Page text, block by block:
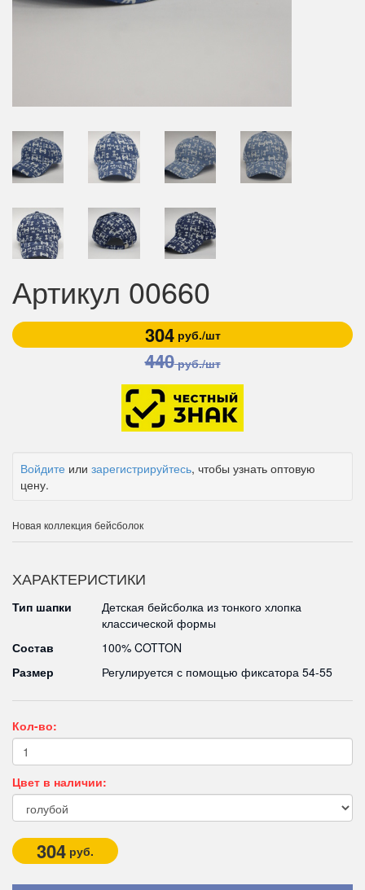
Артикул 00660
304руб./шт
440руб./шт
Войдите или зарегистрируйтесь, чтобы узнать оптовую
цену.
Новая коллекция бейсболок
ХАРАКТЕРИСТИКИ
Тип шапки
Детская бейсболка из тонкого хлопка
классической формы
Состав
100% COTTON
Размер
Регулируется с помощью фиксатора 54-55
Кол-во:
Цвет в наличии:
304 руб.